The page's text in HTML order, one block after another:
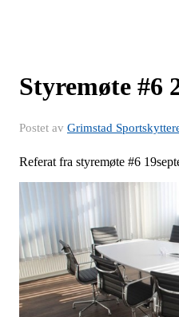
Styremøte #6
Postet av Grimstad
Referat fra styremøte #6